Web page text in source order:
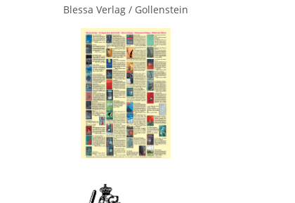
Blessa Verlag / Gollenstein